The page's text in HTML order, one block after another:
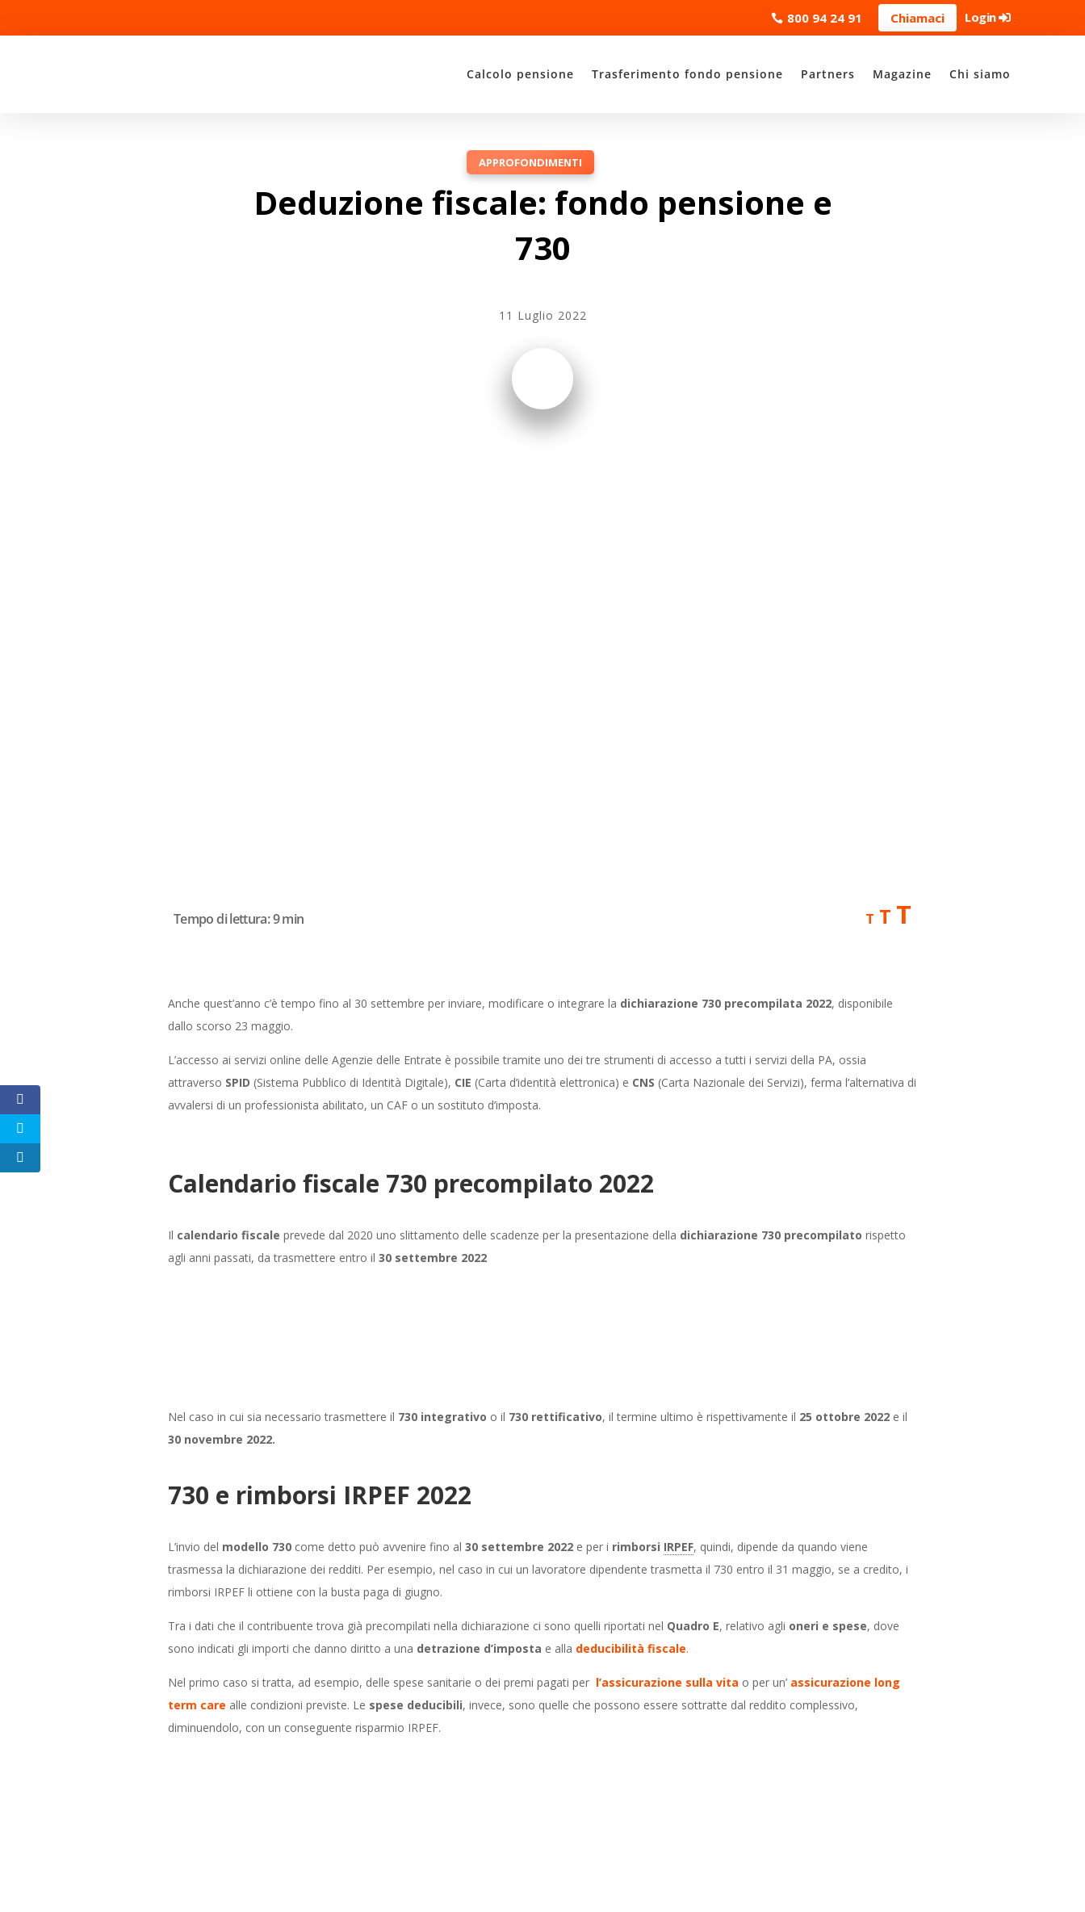
800 94 24 91 Chiamaci Login
Calcolo pensione Trasferimento fondo pensione Partners Magazine Chi siamo
APPROFONDIMENTI
Deduzione fiscale: fondo pensione e
730
11 Luglio 2022
Tempo di lettura:9min TDecrease
TReset
font
TIncrease
Anche quest’anno c’è tempo fino al 30 settembre per inviare, modificare o integrare la dichiarazione 730 precompilata 2022, disponibile
dallo scorso 23 maggio.
L’accesso ai servizi online delle Agenzie delle Entrate è possibile tramite uno dei tre strumenti di accesso a tutti i servizi della PA, ossia
attraverso SPID (Sistema Pubblico di Identità Digitale), CIE (Carta d’identità elettronica) e CNS (Carta Nazionale dei Servizi), ferma l’alternativa di
avvalersi di un professionista abilitato, un CAF o un sostituto d’imposta.
Calendario fiscale 730 precompilato 2022
Il calendario fiscale prevede dal 2020 uno slittamento delle scadenze per la presentazione della dichiarazione 730 precompilato rispetto
agli anni passati, da trasmettere entro il 30 settembre 2022
Nel caso in cui sia necessario trasmettere il 730 integrativo o il 730 rettificativo, il termine ultimo è rispettivamente il 25 ottobre 2022 e il
30 novembre 2022.
730 e rimborsi IRPEF 2022
L’invio del modello 730 come detto può avvenire fino al 30 settembre 2022 e per i rimborsi IRPEF, quindi, dipende da quando viene
trasmessa la dichiarazione dei redditi. Per esempio, nel caso in cui un lavoratore dipendente trasmetta il 730 entro il 31 maggio, se a credito, i
rimborsi IRPEF li ottiene con la busta paga di giugno.
Tra i dati che il contribuente trova già precompilati nella dichiarazione ci sono quelli riportati nel Quadro E, relativo agli oneri e spese, dove
sono indicati gli importi che danno diritto a una detrazione d’imposta e alla deducibilità fiscale.
Nel primo caso si tratta, ad esempio, delle spese sanitarie o dei premi pagati per l’assicurazione sulla vita o per un’ assicurazione long
term care alle condizioni previste. Le spese deducibili, invece, sono quelle che possono essere sottratte dal reddito complessivo,
diminuendolo, con un conseguente risparmio IRPEF.